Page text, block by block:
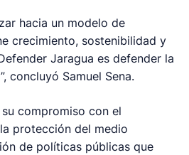
hacia un modelo de
crecimiento, sostenibilidad y
Jaragua es defender la
concluyó Samuel Sena.
su compromiso con el
protección del medio
de políticas públicas que